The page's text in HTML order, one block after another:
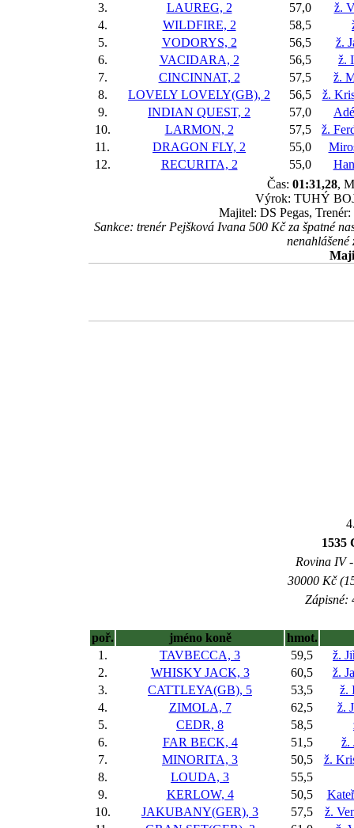
3.
LAUREG, 2 57,0
ž.
4.
WILDFIRE, 2 58,5
5.
VODORYS, 2 56,5
ž.
6.
VACIDARA, 2 56,5
ž.
7.
CINCINNAT, 2 57,5
ž.
8.
LOVELY LOVELY(GB), 2 56,5
ž.
9.
INDIAN QUEST, 2 57,0
10.
LARMON, 2 57,5
ž.
11.
DRAGON FLY, 2 55,0
12.
RECURITA, 2 55,0
Čas: 01:31,28,
Výrok: TUHÝ
Majitel: DS Pegas,
Sankce: trenér Pejšková Ivana 500 Kč za špatné
1535
Rovina IV
30000 Kč
Zápisné:
poř. jméno koně
hmot.
1.
TAVBECCA, 3 59,5
ž.
2.
WHISKY JACK, 3 60,5
ž.
3.
CATTLEYA(GB), 5 53,5
ž.
4.
ZIMOLA, 7 62,5
ž.
5.
CEDR, 8 58,5
6.
FAR BECK, 4 51,5
ž.
7.
MINORITA, 3 50,5
ž.
8.
LOUDA, 3
55,5
9.
KERLOW, 4 50,5
10.
JAKUBANY(GER), 3 57,5
ž.